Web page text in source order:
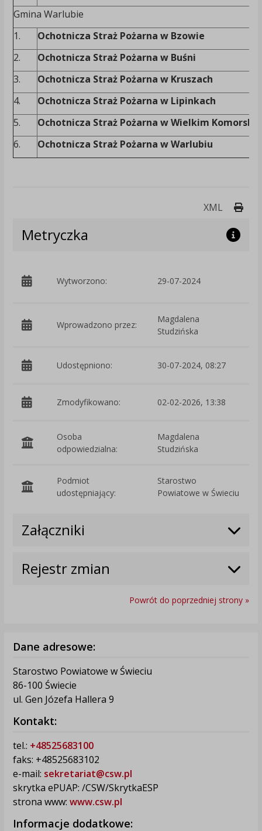
Gmina Warlubie
1.
Ochotnicza Straż Pożarna w Bzowie
2.
Ochotnicza Straż Pożarna w Buśni
3.
Ochotnicza Straż Pożarna w Kruszach
4.
Ochotnicza Straż Pożarna w Lipinkach
5.
Ochotnicza Straż Pożarna w Wielkim Komorsku
6.
Ochotnicza Straż Pożarna w Warlubiu
XML
Metryczka
Wytworzono: 29-07-2024
Wprowadzono przez:
Magdalena
Studzińska
Udostępniono: 30-07-2024, 08:27
Zmodyfikowano: 02-02-2026, 13:38
Osoba
odpowiedzialna:
Magdalena
Studzińska
Podmiot
udostępniający:
Starostwo
Powiatowe w Świeciu
Załączniki
Rejestr zmian
Powrót do poprzedniej strony »
Dane adresowe:
Starostwo Powiatowe w Świeciu
86-100 Świecie
ul. Gen Józefa Hallera 9
Kontakt:
tel.: +48525683100
faks: +48525683102
e-mail: sekretariat@csw.pl
skrytka ePUAP: /CSW/SkrytkaESP
strona www: www.csw.pl
Informacje dodatkowe: